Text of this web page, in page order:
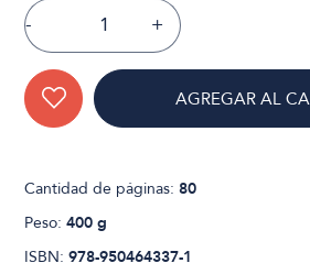
- +
AGREGAR AL
Cantidad de páginas:80
Peso:400 g
ISBN:978-950464337-1